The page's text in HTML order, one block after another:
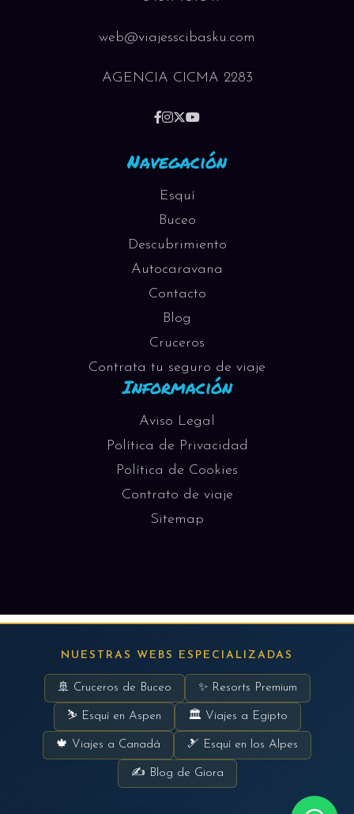
web@viajesscibasku.com
AGENCIA CICMA 2283
Navegación
Esquí
Buceo
Descubrimiento
Autocaravana
Contacto
Blog
Cruceros
Contrata tu seguro de viaje
Información
Aviso Legal
Política de Privacidad
Política de Cookies
Contrato de viaje
Sitemap
NUESTRAS WEBS ESPECIALIZADAS
🚢 Cruceros de Buceo ✨ Resorts Premium
⛷ Esquí en Aspen 🏛 Viajes a Egipto
🍁 Viajes a Canadá 🎿 Esquí en los Alpes
✍ Blog de Giora